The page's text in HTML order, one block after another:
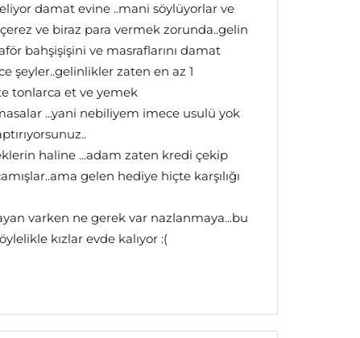
damat evine ..mani söylüyorlar ve
ve biraz para vermek zorunda..gelin
bahşişişini ve masraflarını damat
şeyler..gelinlikler zaten en az 1
tonlarca et ve yemek
...yani nebiliyem imece usulü yok
haline ...adam zaten kredi çekip
gelen hediye hiçte karşılığı
varken ne gerek var nazlanmaya...bu
kızlar evde kalıyor :(